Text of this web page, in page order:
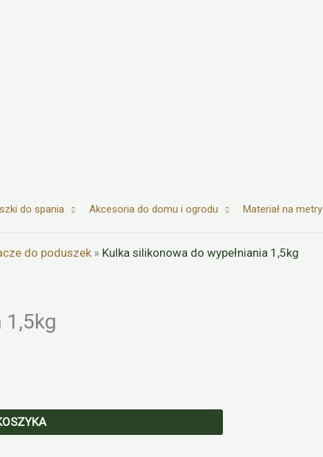
do spania Akcesoria do domu i ogrodu Materiał na metry
do poduszek » Kulka silikonowa do wypełniania 1,5kg
1,5kg